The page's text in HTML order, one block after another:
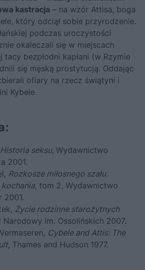
kastracja – na wzór Attisa, boga
który odciął sobie przyrodzenie.
podczas uroczystości
okaleczali się w miejscach
tacy bezpłodni kapłani (w Rzymie
się męską prostytucją. Oddając
ofiary na rzecz świątyni i
Kybele.
Historia seksu, Wydawnictwo
2001.
Rozkosze miłosnego szału.
, tom 2, Wydawnictwo
2001.
Życie rodzinne starożytnych
Narodowy im. Ossolińskich 2007.
Cybele and Attis: The
Thames and Hudson 1977.